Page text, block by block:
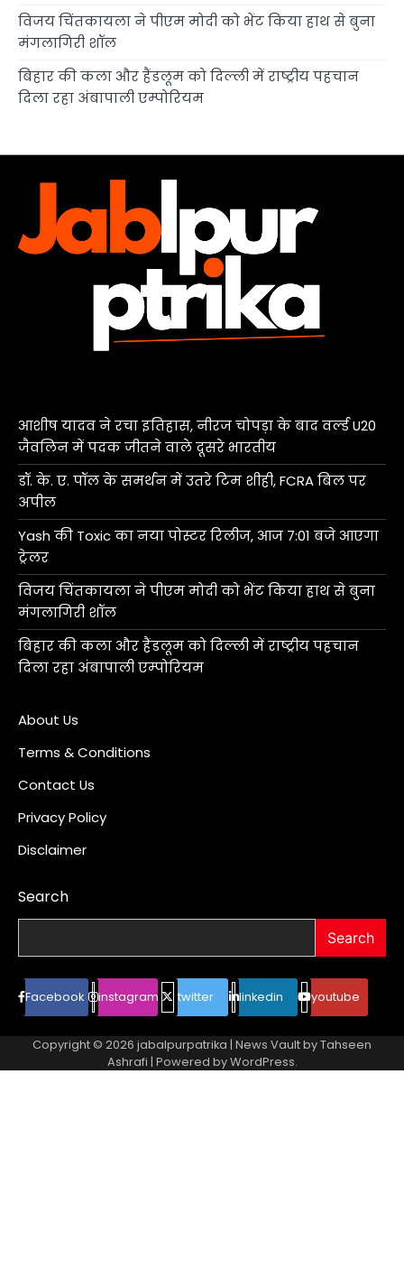
विजय चिंतकायला ने पीएम मोदी को भेंट किया हाथ से बुना
मंगलागिरी शॉल
बिहार की कला और हैंडलूम को दिल्ली में राष्ट्रीय पहचान
दिला रहा अंबापाली एम्पोरियम
आशीष यादव ने रचा इतिहास, नीरज चोपड़ा के बाद वर्ल्ड U20
जैवलिन में पदक जीतने वाले दूसरे भारतीय
डॉ. के. ए. पॉल के समर्थन में उतरे टिम शीही, FCRA बिल पर
अपील
Yash की Toxic का नया पोस्टर रिलीज, आज 7:01 बजे आएगा
ट्रेलर
विजय चिंतकायला ने पीएम मोदी को भेंट किया हाथ से बुना
मंगलागिरी शॉल
बिहार की कला और हैंडलूम को दिल्ली में राष्ट्रीय पहचान
दिला रहा अंबापाली एम्पोरियम
About Us
Terms & Conditions
Contact Us
Privacy Policy
Disclaimer
Search
Search
Facebook instagram twitter linkedin youtube
Copyright © 2026 jabalpurpatrika | News Vault byTahseen
Ashrafi | Powered byWordPress.